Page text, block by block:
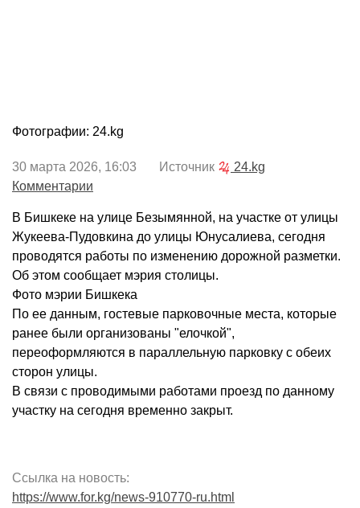
Фотографии: 24.kg
30 марта 2026, 16:03 Источник
24.kg
Комментарии
В Бишкеке на улице Безымянной, на участке от улицы
Жукеева-Пудовкина до улицы Юнусалиева, сегодня
проводятся работы по изменению дорожной разметки.
Об этом сообщает мэрия столицы.
Фото мэрии Бишкека
По ее данным, гостевые парковочные места, которые
ранее были организованы "елочкой",
переоформляются в параллельную парковку с обеих
сторон улицы.
В связи с проводимыми работами проезд по данному
участку на сегодня временно закрыт.
Ссылка на новость:
https://www.for.kg/news-910770-ru.html